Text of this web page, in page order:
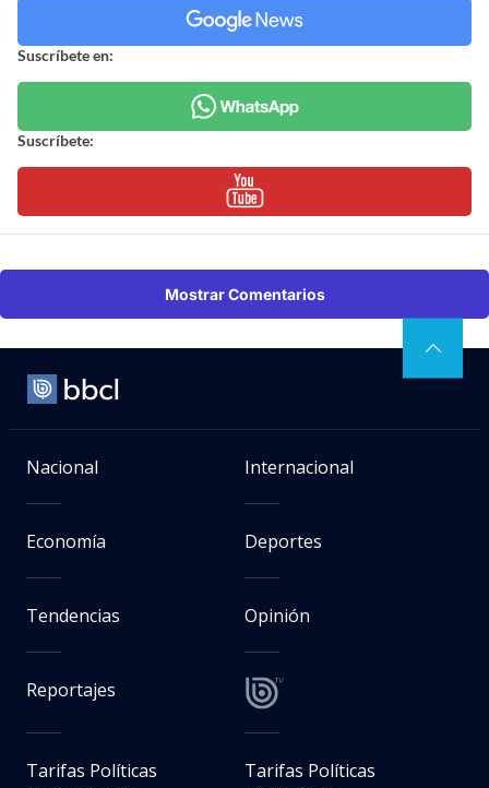
Suscríbete en:
Suscríbete:
Mostrar Comentarios
Nacional Internacional
Economía Deportes
Tendencias Opinión
Reportajes
Tarifas Políticas
Tarifas Políticas